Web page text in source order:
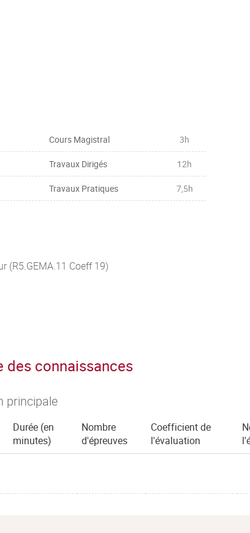
Cours Magistral 3h
Travaux Dirigés 12h
Travaux Pratiques 7,5h
(R5.GEMA.11 Coeff 19)
connaissances
principale
Durée (en
minutes)
Nombre
d'épreuves
Coefficient de
l'évaluation